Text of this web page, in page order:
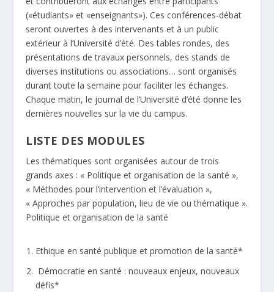
(«étudiants» et «enseignants»). Ces conférences-débat
seront ouvertes à des intervenants et à un public
extérieur à l’Université d’été. Des tables rondes, des
présentations de travaux personnels, des stands de
diverses institutions ou associations… sont organisés
durant toute la semaine pour faciliter les échanges.
Chaque matin, le journal de l’Université d’été donne les
dernières nouvelles sur la vie du campus.
LISTE DES MODULES
Les thématiques sont organisées autour de trois
grands axes : « Politique et organisation de la santé »,
« Méthodes pour l’intervention et l’évaluation »,
« Approches par population, lieu de vie ou thématique ».
Politique et organisation de la santé
Ethique en santé publique et promotion de la santé*
Démocratie en santé : nouveaux enjeux, nouveaux
défis*